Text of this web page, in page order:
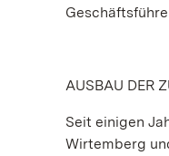
AUSBAU DER
Seit einigen
Wirtemberg